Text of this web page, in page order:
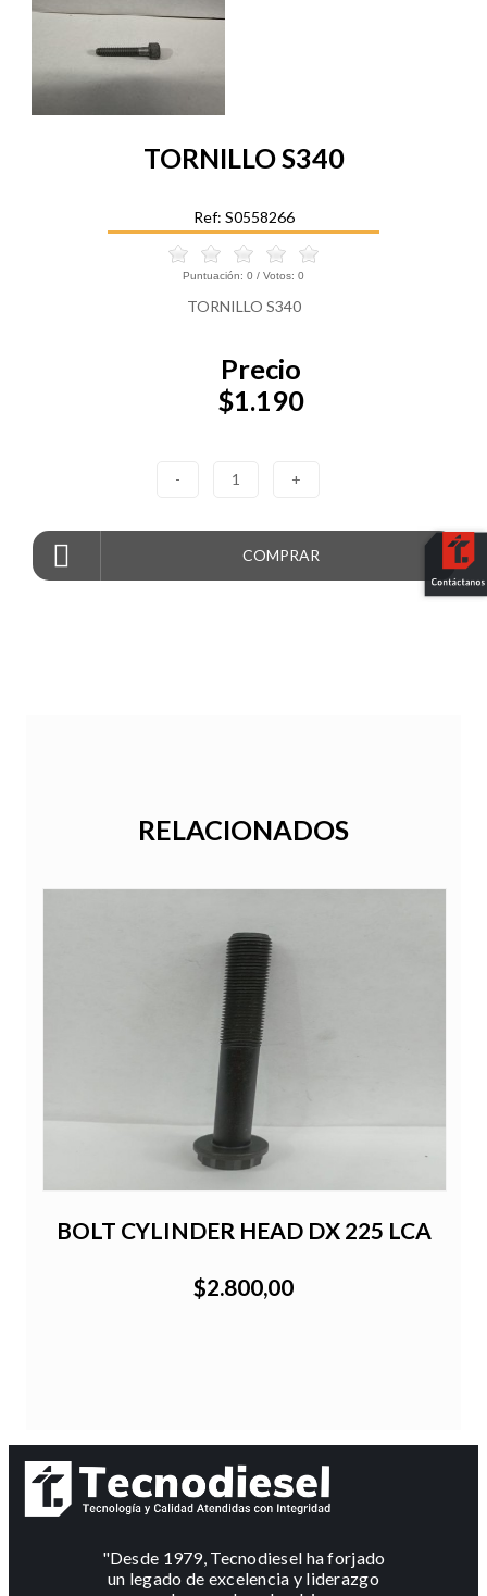
TORNILLO S340
Ref: S0558266
Puntuación: 0 / Votos: 0
TORNILLO S340
Precio
$1.190
- 1 +
COMPRAR
RELACIONADOS
BOLT CYLINDER HEAD DX 225 LCA
$2.800,00
"Desde 1979, Tecnodiesel ha forjado
un legado de excelencia y liderazgo